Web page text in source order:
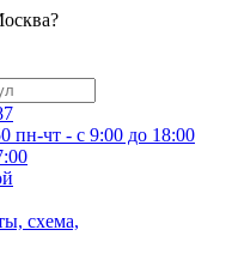
пн-чт - с 9:00 до 18:00
схема,